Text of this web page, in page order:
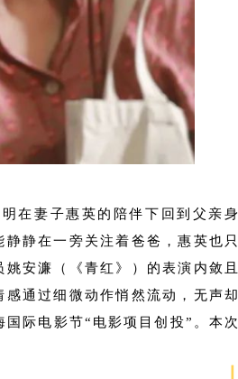
在妻子惠英的陪伴下回到父亲身
静在一旁关注着爸爸，惠英也只
安濂（《青红》）的表演内敛且
通过细微动作悄然流动，无声却
际电影节“电影项目创投”。本次